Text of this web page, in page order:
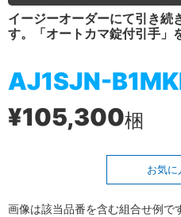
イージーオーダーにて引き続
す。「オートカマ錠付引手」
AJ1SJN-
¥105,300梱
お気に
画像は該当品番を含む組合せ例で